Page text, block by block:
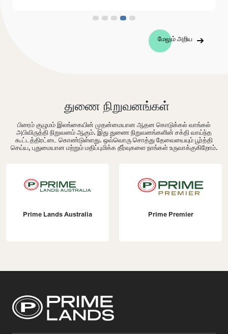
மேலும் அறிய
துணை நிறுவனங்கள்
பிரைம் குழுமம் இலங்கையின் முதன்மையான ஆதன கொடுக்கல் வாங்கல்
அபிவிருத்தி நிறுவனம் ஆகும். இது துணை நிறுவனங்களின் சக்தி வாய்ந்த
கூட்டத்திரட்டை கொண்டுள்ளது. ஒவ்வொரு சொத்து தேவையையும் பூர்த்தி
செய்ய, புதுமையான மற்றும் மதிப்புமிக்க தீர்வுகளை நாங்கள் உருவாக்குகிறோம்.
Prime Lands Australia Prime Premier